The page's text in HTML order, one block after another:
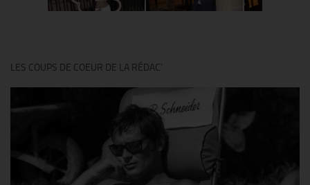
LES COUPS DE COEUR DE LA RÉDAC’